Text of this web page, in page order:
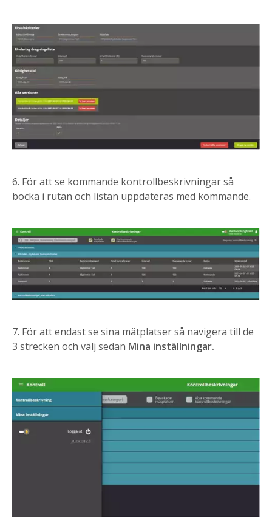
6. För att se kommande kontrollbeskrivningar så
bocka i rutan och listan uppdateras med kommande.
7. För att endast se sina mätplatser så navigera till de
3 strecken och välj sedan Mina inställningar.